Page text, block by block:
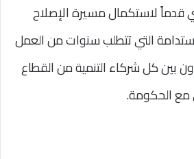
قدماً لاستكمال مسيرة الإصلاح
التي تتطلب سنوات من العمل
بين كل شركاء التنمية من القطاع
الحكومة.